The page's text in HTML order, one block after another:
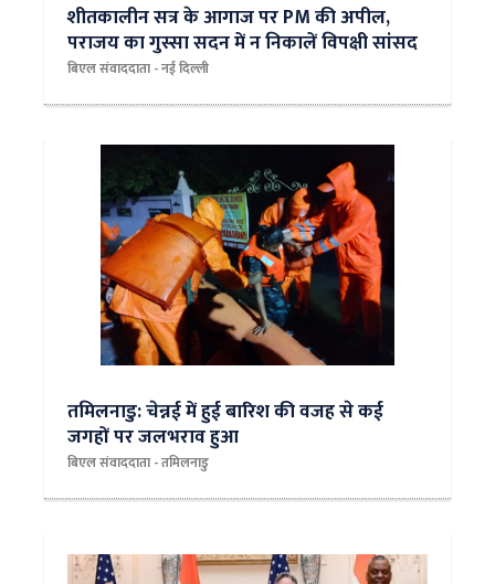
शीतकालीन सत्र के आगाज पर PM की अपील,
पराजय का गुस्सा सदन में न निकालें विपक्षी सांसद
बिएल संवाददाता - नई दिल्ली
तमिलनाडु: चेन्नई में हुई बारिश की वजह से कई
जगहों पर जलभराव हुआ
बिएल संवाददाता - तमिलनाडु